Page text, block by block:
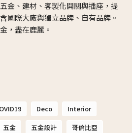
金、建材、客製化開關與插座，提
國際大廠與獨立品牌、自有品牌。
，盡在鹿麓。
Deco
Interior
五金 五金設計
哥倫比亞